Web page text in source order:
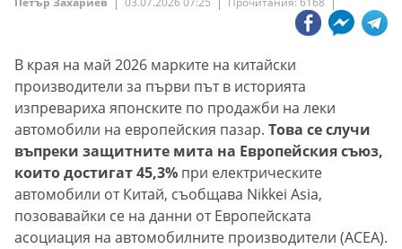
В края на май 2026 марките на китайски
производители за първи път в историята
изпревариха японските по продажби на леки
автомобили на европейския пазар. Това се случи
въпреки защитните мита на Европейския съюз,
които достигат 45,3% при електрическите
автомобили от Китай, съобщава Nikkei Asia,
позовавайки се на данни от Европейската
асоциация на автомобилните производители (ACEA).